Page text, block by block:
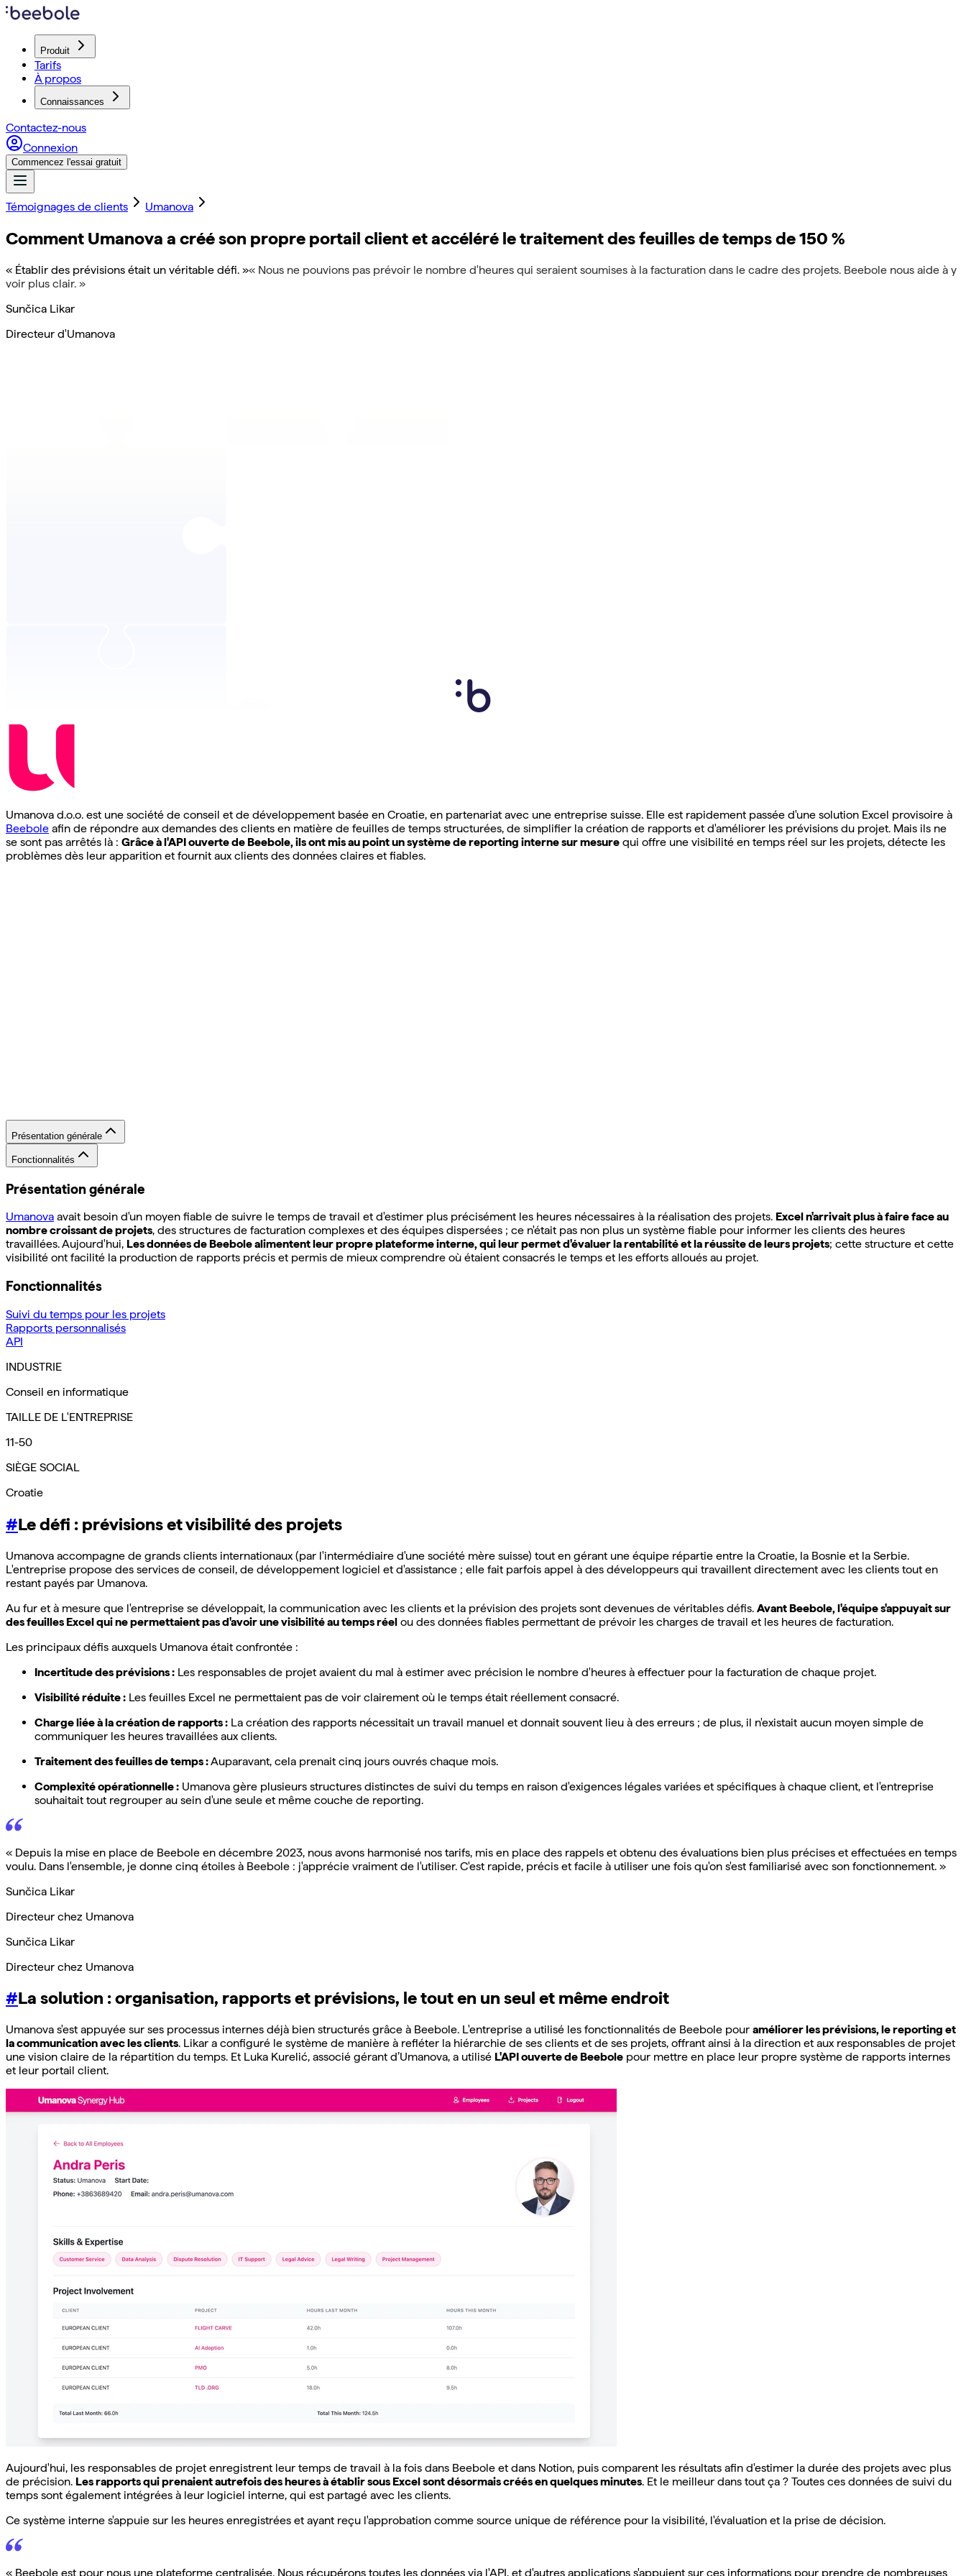
Produit
Tarifs
À propos
Connaissances
Contactez-nous
Connexion
Commencez l'essai gratuit
Témoignages de clients Umanova
Comment Umanova a créé son propre portail client et accéléré le traitement des feuilles de temps de 150 %
« Établir des prévisions était un véritable défi. »« Nous ne pouvions pas prévoir le nombre d'heures qui seraient soumises à la facturation dans le cadre des projets. Beebole nous aide à y
voir plus clair. »
Sunčica Likar
Directeur d'Umanova
Umanova d.o.o. est une société de conseil et de développement basée en Croatie, en partenariat avec une entreprise suisse. Elle est rapidement passée d'une solution Excel provisoire à
Beebole afin de répondre aux demandes des clients en matière de feuilles de temps structurées, de simplifier la création de rapports et d'améliorer les prévisions du projet. Mais ils ne
se sont pas arrêtés là : Grâce à l'API ouverte de Beebole, ils ont mis au point un système de reporting interne sur mesure qui offre une visibilité en temps réel sur les projets, détecte les
problèmes dès leur apparition et fournit aux clients des données claires et fiables.
Présentation générale
Fonctionnalités
Présentation générale
Umanova avait besoin d'un moyen fiable de suivre le temps de travail et d'estimer plus précisément les heures nécessaires à la réalisation des projets. Excel n'arrivait plus à faire face au
nombre croissant de projets, des structures de facturation complexes et des équipes dispersées ; ce n'était pas non plus un système fiable pour informer les clients des heures
travaillées. Aujourd'hui, Les données de Beebole alimentent leur propre plateforme interne, qui leur permet d'évaluer la rentabilité et la réussite de leurs projets; cette structure et cette
visibilité ont facilité la production de rapports précis et permis de mieux comprendre où étaient consacrés le temps et les efforts alloués au projet.
Fonctionnalités
Suivi du temps pour les projets
Rapports personnalisés
API
INDUSTRIE
Conseil en informatique
TAILLE DE L'ENTREPRISE
11-50
SIÈGE SOCIAL
Croatie
#Le défi : prévisions et visibilité des projets
Umanova accompagne de grands clients internationaux (par l'intermédiaire d'une société mère suisse) tout en gérant une équipe répartie entre la Croatie, la Bosnie et la Serbie.
L'entreprise propose des services de conseil, de développement logiciel et d'assistance ; elle fait parfois appel à des développeurs qui travaillent directement avec les clients tout en
restant payés par Umanova.
Au fur et à mesure que l'entreprise se développait, la communication avec les clients et la prévision des projets sont devenues de véritables défis. Avant Beebole, l'équipe s'appuyait sur
des feuilles Excel qui ne permettaient pas d'avoir une visibilité au temps réel ou des données fiables permettant de prévoir les charges de travail et les heures de facturation.
Les principaux défis auxquels Umanova était confrontée :
Incertitude des prévisions : Les responsables de projet avaient du mal à estimer avec précision le nombre d'heures à effectuer pour la facturation de chaque projet.
Visibilité réduite : Les feuilles Excel ne permettaient pas de voir clairement où le temps était réellement consacré.
Charge liée à la création de rapports : La création des rapports nécessitait un travail manuel et donnait souvent lieu à des erreurs ; de plus, il n'existait aucun moyen simple de
communiquer les heures travaillées aux clients.
Traitement des feuilles de temps :Auparavant, cela prenait cinq jours ouvrés chaque mois.
Complexité opérationnelle : Umanova gère plusieurs structures distinctes de suivi du temps en raison d'exigences légales variées et spécifiques à chaque client, et l'entreprise
souhaitait tout regrouper au sein d'une seule et même couche de reporting.
« Depuis la mise en place de Beebole en décembre 2023, nous avons harmonisé nos tarifs, mis en place des rappels et obtenu des évaluations bien plus précises et effectuées en temps
voulu. Dans l'ensemble, je donne cinq étoiles à Beebole : j'apprécie vraiment de l'utiliser. C'est rapide, précis et facile à utiliser une fois qu'on s'est familiarisé avec son fonctionnement. »
Sunčica Likar
Directeur chez Umanova
Sunčica Likar
Directeur chez Umanova
#La solution : organisation, rapports et prévisions, le tout en un seul et même endroit
Umanova s'est appuyée sur ses processus internes déjà bien structurés grâce à Beebole. L'entreprise a utilisé les fonctionnalités de Beebole pour améliorer les prévisions, le reporting et
la communication avec les clients. Likar a configuré le système de manière à refléter la hiérarchie de ses clients et de ses projets, offrant ainsi à la direction et aux responsables de projet
une vision claire de la répartition du temps. Et Luka Kurelić, associé gérant d’Umanova, a utilisé L'API ouverte de Beebole pour mettre en place leur propre système de rapports internes
et leur portail client.
Aujourd'hui, les responsables de projet enregistrent leur temps de travail à la fois dans Beebole et dans Notion, puis comparent les résultats afin d'estimer la durée des projets avec plus
de précision. Les rapports qui prenaient autrefois des heures à établir sous Excel sont désormais créés en quelques minutes. Et le meilleur dans tout ça ? Toutes ces données de suivi du
temps sont également intégrées à leur logiciel interne, qui est partagé avec les clients.
Ce système interne s'appuie sur les heures enregistrées et ayant reçu l'approbation comme source unique de référence pour la visibilité, l'évaluation et la prise de décision.
« Beebole est pour nous une plateforme centralisée. Nous récupérons toutes les données via l'API, et d'autres applications s'appuient sur ces informations pour prendre de nombreuses